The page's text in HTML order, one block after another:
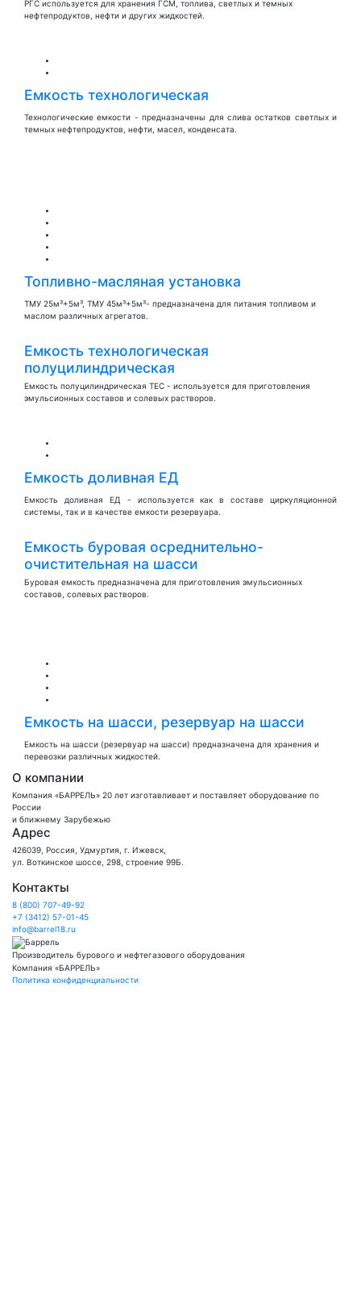
РГС используется для хранения ГСМ, топлива, светлых и темных
нефтепродуктов, нефти и других жидкостей.
Емкость технологическая
Технологические емкости - предназначены для слива остатков светлых и
темных нефтепродуктов, нефти, масел, конденсата.
Топливно-масляная установка
ТМУ 25м³+5м³, ТМУ 45м³+5м³- предназначена для питания топливом и
маслом различных агрегатов.
Емкость технологическая
полуцилиндрическая
Емкость полуцилиндрическая ТЕС - используется для приготовления
эмульсионных составов и солевых растворов.
Емкость доливная ЕД
Емкость доливная ЕД - используется как в составе циркуляционной
системы, так и в качестве емкости резервуара.
Емкость буровая осреднительно-
очистительная на шасси
Буровая емкость предназначена для приготовления эмульсионных
составов, солевых растворов.
Емкость на шасси, резервуар на шасси
Емкость на шасси (резервуар на шасси) предназначена для хранения и
перевозки различных жидкостей.
О компании
Компания «БАРРЕЛЬ» 20 лет изготавливает и поставляет оборудование по
России
и ближнему Зарубежью
Адрес
426039, Россия, Удмуртия, г. Ижевск,
ул. Воткинское шоссе, 298, строение 99Б.
Контакты
8 (800) 707-49-92
+7 (3412) 57-01-45
info@barrel18.ru
Производитель бурового и нефтегазового оборудования
Компания «БАРРЕЛЬ»
Политика конфиденциальности